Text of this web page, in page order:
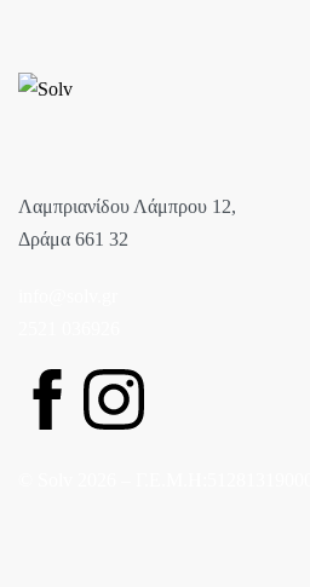
Λαμπριανίδου Λάμπρου 12,
Δράμα 661 32